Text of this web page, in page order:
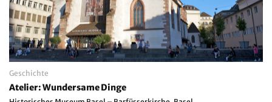
Geschichte
Atelier: Wundersame Dinge